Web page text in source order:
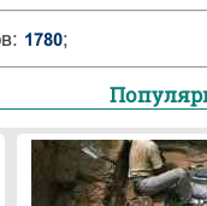
1780;